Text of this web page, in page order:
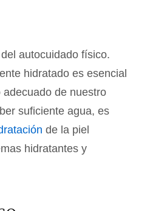
autocuidado físico.
hidratado es esencial
de nuestro
suficiente agua, es
de la piel
hidratantes y